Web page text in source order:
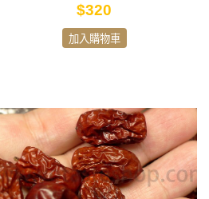
$320
加入購物車